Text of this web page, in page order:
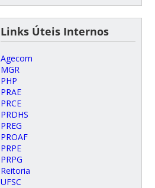
Links Úteis Internos
Agecom
MGR
PHP
PRAE
PRCE
PRDHS
PREG
PROAF
PRPE
PRPG
Reitoria
UFSC